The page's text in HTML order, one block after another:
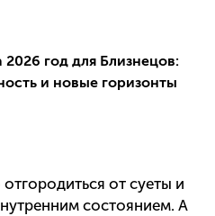
год для Близнецов:
и новые горизонты
от суеты и
состоянием. А